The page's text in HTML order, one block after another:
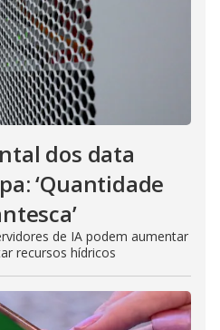
dos data
‘Quantidade
de IA podem aumentar
recursos hídricos